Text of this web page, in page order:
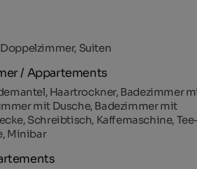
Suiten
/ Appartements
Haartrockner, Badezimmer
mit Dusche, Badezimmer mit
Schreibtisch, Kaffemaschine,
Minibar